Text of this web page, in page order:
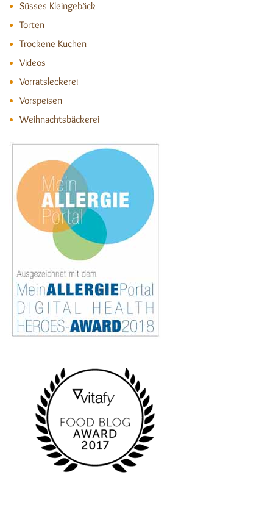
Süsses Kleingebäck
Torten
Trockene Kuchen
Videos
Vorratsleckerei
Vorspeisen
Weihnachtsbäckerei